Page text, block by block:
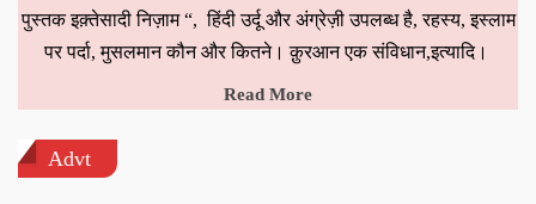
पुस्तक इक़्तेसादी निज़ाम “, हिंदी उर्दू और अंग्रेज़ी उपलब्ध है, रहस्य, इस्लाम
पर पर्दा, मुसलमान कौन और कितने। क़ुरआन एक संविधान,इत्यादि।
Read More
Advt